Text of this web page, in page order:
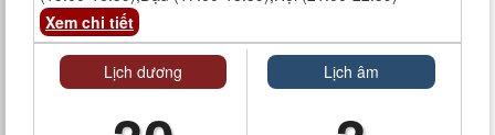
Xem chi tiết
Lịch dương Lịch âm